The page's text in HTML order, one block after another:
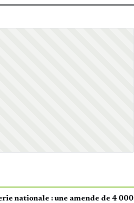
nationale : une amende de 4 000